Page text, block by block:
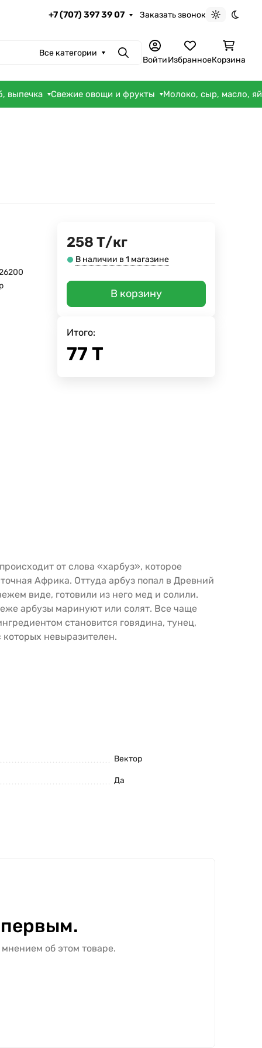
+7 (707) 397 39 07 Заказать звонок
Светлая
Все категории ПоискВойтиИзбранноеКорзина
выпечка Свежие овощи и фрукты Молоко, сыр, масло,
258 Т/кг
В наличии в 1 магазине
В корзину
Итого:
77 Т
от слова «харбуз», которое
Африка. Оттуда арбуз попал в Древний
виде, готовили из него мед и солили.
арбузы маринуют или солят. Все чаще
становится говядина, тунец,
невыразителен.
Вектор
Да
об этом товаре.